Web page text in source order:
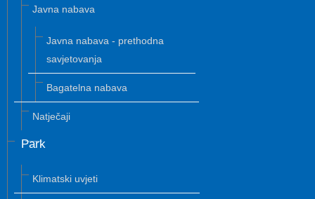
Javna nabava
Javna nabava - prethodna
savjetovanja
Bagatelna nabava
Natječaji
Park
Klimatski uvjeti